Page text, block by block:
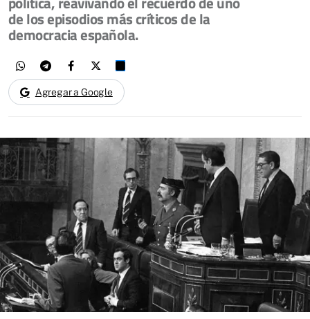
de los episodios más críticos de la
democracia española.
Agregar a Google